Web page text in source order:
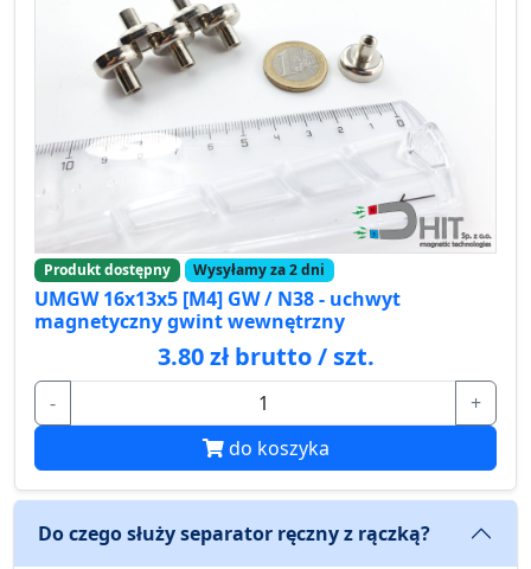
Produkt dostępny Wysyłamy za 2 dni
UMGW 16x13x5 [M4] GW / N38 - uchwyt
magnetyczny gwint wewnętrzny
3.80 zł brutto / szt.
-
+
do koszyka
Do czego służy separator ręczny z rączką?